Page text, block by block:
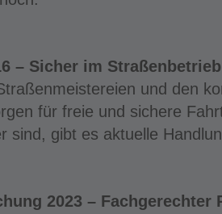
– Sicher im
und den
für freie und sichere
sind, gibt es aktuelle
2023 – Fachgerechter